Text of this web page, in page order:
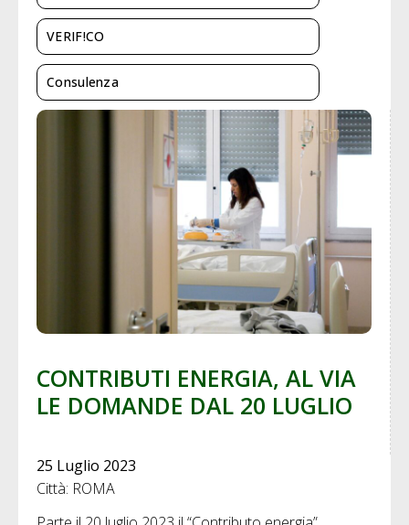
CONTRIBUTI ENERGIA, AL VIA
LE DOMANDE DAL 20 LUGLIO
25 Luglio 2023
Città: ROMA
VERIF!CO
Consulenza